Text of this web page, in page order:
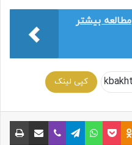
مطالعه بیشتر
کپی لینک